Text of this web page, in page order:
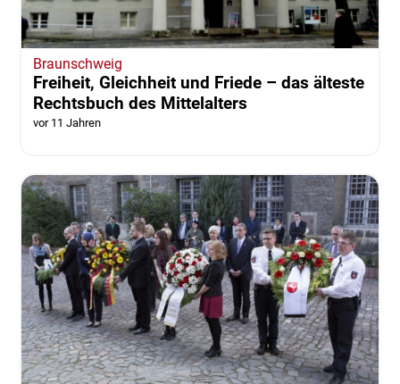
Braunschweig
Freiheit, Gleichheit und Friede – das älteste
Rechtsbuch des Mittelalters
vor 11 Jahren